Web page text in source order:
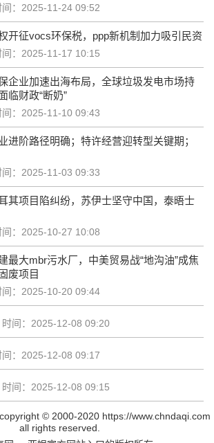
间：2025-11-24 09:52
开征vocs环保税，ppp新机制加力吸引民资
间：2025-11-17 10:15
企业加速出海布局，全球垃圾发电市场持
临财政“断奶”
间：2025-11-10 09:43
进阶路径明确；特许经营迎转型关键期；
间：2025-11-03 09:33
其项目陷纠纷，苏伊士坚守中国，泰晤士
间：2025-10-27 10:08
最大mbr污水厂，中美贸易战“地沟油”成焦
废项目
间：2025-10-20 09:44
时间：2025-12-08 09:20
间：2025-12-08 09:17
时间：2025-12-08 09:15
© 2000-2020 https://www.chndaqi.com
all rights reserved.